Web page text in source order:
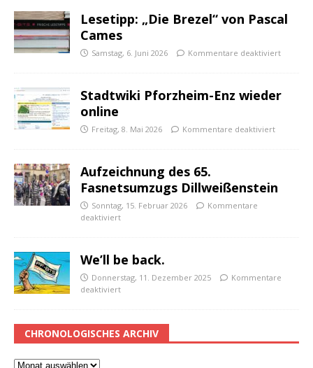
Lesetipp: „Die Brezel“ von Pascal
Cames
Samstag, 6. Juni 2026 Kommentare deaktiviert
Stadtwiki Pforzheim-Enz wieder
online
Freitag, 8. Mai 2026 Kommentare deaktiviert
Aufzeichnung des 65.
Fasnetsumzugs Dillweißenstein
Sonntag, 15. Februar 2026
Kommentare
deaktiviert
We’ll be back.
Donnerstag, 11. Dezember 2025
Kommentare
deaktiviert
CHRONOLOGISCHES ARCHIV